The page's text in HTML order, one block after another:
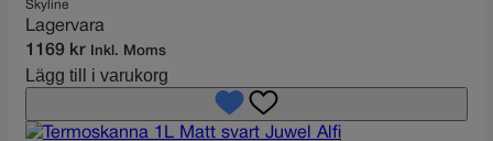
Skyline
Lagervara
1169 kr Inkl. Moms
Lägg till i varukorg